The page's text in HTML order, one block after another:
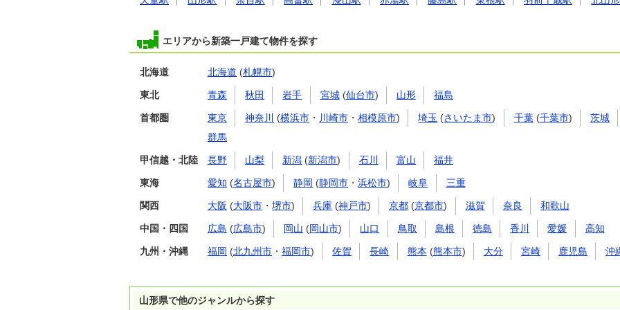
エリアから新築一戸建て物件を探す
北海道 北海道 (札幌市)
東北 青森 秋田 岩手 宮城(仙台市) 山形 福島
首都圏 東京 神奈川 (横浜市 ・ 川崎市 ・相模原市) 埼玉 (さいたま市) 千葉(千葉市) 茨城
群馬
甲信越・北陸 長野 山梨 新潟 (新潟市) 石川 富山 福井
東海 愛知 (名古屋市) 静岡 (静岡市 ・浜松市) 岐阜 三重
関西 大阪 (大阪市 ・ 堺市) 兵庫 (神戸市) 京都 (京都市) 滋賀 奈良 和歌山
中国・四国 広島 (広島市) 岡山 (岡山市) 山口 鳥取 島根 徳島 香川 愛媛 高知
九州・沖縄 福岡 (北九州市 ・ 福岡市) 佐賀 長崎 熊本 (熊本市) 大分 宮崎 鹿児島 沖
山形県で他のジャンルから探す